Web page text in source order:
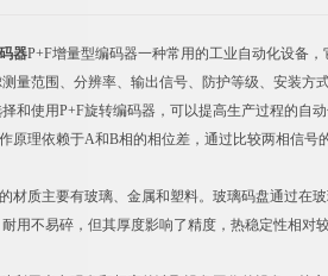
器P+F增量型编码器一种常用的工业自动化设备
量范围、分辨率、输出信号、防护等级、安装
和使用P+F旋转编码器，可以提高生产过程的自
原理依赖于A和B相的相位差，通过比较两相信
材质主要有玻璃、金属和塑料。玻璃码盘通过在
用不易碎，但其厚度影响了精度，热稳定性相